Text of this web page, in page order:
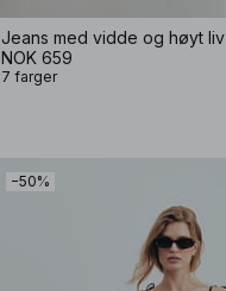
Jeans med vidde og høyt liv
NOK 659
7 farger
−50%